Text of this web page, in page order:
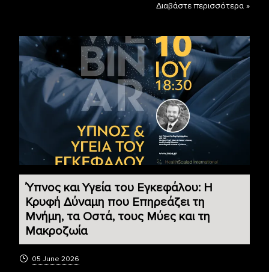
Διαβάστε περισσότερα »
Ύπνος και Υγεία του Εγκεφάλου: Η
Κρυφή Δύναμη που Επηρεάζει τη
Μνήμη, τα Οστά, τους Μύες και τη
Μακροζωία
05 June 2026